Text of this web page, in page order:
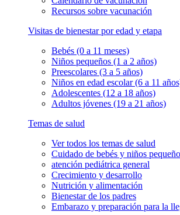
Recursos sobre vacunación
Visitas de bienestar por edad y etapa
Bebés (0 a 11 meses)
Niños pequeños (1 a 2 años)
Preescolares (3 a 5 años)
Niños en edad escolar (6 a 11
Adolescentes (12 a 18 años)
Adultos jóvenes (19 a 21 años)
Temas de salud
Ver todos los temas de salud
Cuidado de bebés y niños
atención pediátrica general
Crecimiento y desarrollo
Nutrición y alimentación
Bienestar de los padres
Embarazo y preparación para la